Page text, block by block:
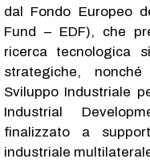
dal Fondo Europeo
Fund – EDF), che
ricerca tecnologica
strategiche,
Sviluppo Industriale
Industrial
finalizzato a
industriale